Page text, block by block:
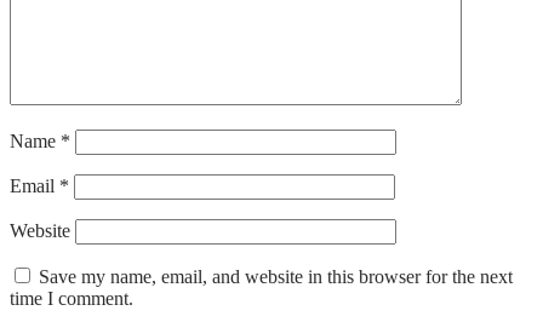
Name *
Email *
Website
Save my name, email, and website in this browser for the next
time I comment.